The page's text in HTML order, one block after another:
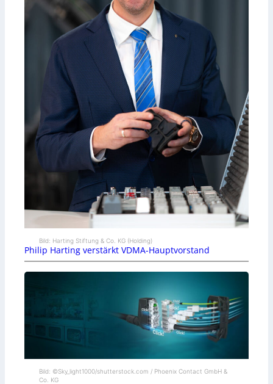
Bild: Harting Stiftung & Co. KG (Holding)
Philip Harting verstärkt VDMA-Hauptvorstand
Bild: ©Sky_light1000/shutterstock.com / Phoenix Contact GmbH &
Co. KG